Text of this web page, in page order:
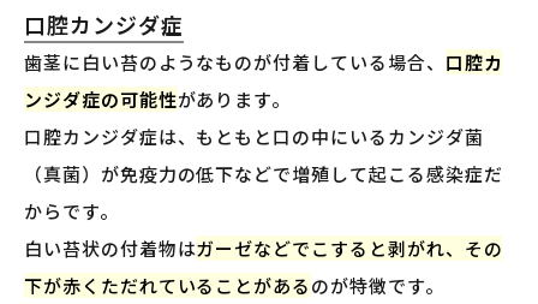
口腔カンジダ症
歯茎に白い苔のようなものが付着している場合、 口腔カ
ンジダ症の可能性があります。
口腔カンジダ症は、もともと口の中にいるカンジダ菌
（真菌）が免疫力の低下などで増殖して起こる感染症だ
からです。
白い苔状の付着物はガーゼなどでこすると剥がれ、その
下が赤くただれていることがあるのが特徴です。